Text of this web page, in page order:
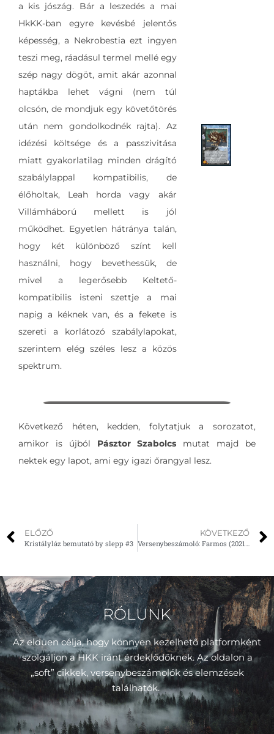
a kis jószág. Bár a leszedés a mai
HkKK-ban egyre kevésbé jelentős
képesség, a Nekrobestia ezt ingyen
teszi meg, ráadásul termel mellé egy
szép nagy dögöt, amit akár azonnal
haptákba lehet vágni (nem túl
olcsón, de mondjuk egy követőtörés
után nem gondolkodnék rajta). Az
idézési költsége és a passzivitása
miatt gyakorlatilag minden drágító
szabálylappal kompatibilis, de
élőholtak, Leah horda vagy akár
Villámháború mellett is jól
működhet. Egyetlen hátránya talán,
hogy két különböző színt kell
használni, hogy bevethessük, de
mivel a legerősebb Keltető-
kompatibilis isteni szettje a mai
napig a kéknek van, és a fekete is
szereti a korlátozó szabálylapokat,
szerintem elég széles lesz a közös
spektrum.
Következő héten, kedden, folytatjuk a sorozatot,
amikor is újból Pásztor Szabolcs mutat majd be
nektek egy lapot, ami egy igazi őrangyal lesz.
ELŐZŐ
Kristályláz bemutató by slepp #3
KÖVETKEZŐ
Versenybeszámoló: Farmos (2021.06.26.)
RÓLUNK
Az eldüen célja, hogy könnyen kezelhető platformként
szolgáljon a HKK iránt érdeklődőknek. Az oldalon a
„soft” cikkek, versenybeszámolók és elemzések
találhatók.